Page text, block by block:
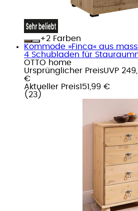
+
Farben
Kommode »Finca« aus
4 Schubladen für
OTTO home
Ursprünglicher PreisUVP
€
Aktueller Preis151,99 €
( 23 )